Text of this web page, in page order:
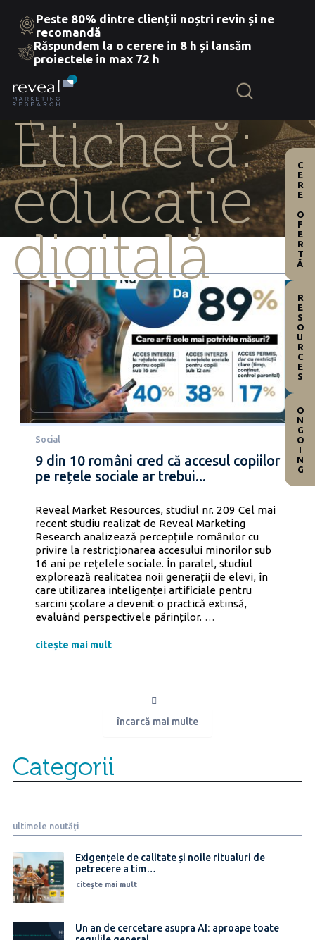
Skip
the
content
Peste 80% dintre clienții noștri revin și ne
recomandă
Răspundem la o cerere in 8 h și lansăm
proiectele in max 72 h
Etichetă:
educație
digitală
Social
9 din 10 români cred că accesul copiilor
pe rețele sociale ar trebui...
Reveal Market Resources, studiul nr. 209 Cel mai
recent studiu realizat de Reveal Marketing
Research analizează percepțiile românilor cu
privire la restricționarea accesului minorilor sub
16 ani pe rețelele sociale. În paralel, studiul
explorează realitatea noii generații de elevi, în
care utilizarea inteligenței artificiale pentru
sarcini școlare a devenit o practică extinsă,
evaluând perspectivele părinților. …
cred
lege
citește mai mult
încarcă mai multe
Categorii
ultimele noutăți
Exigențele de calitate și noile ritualuri de
petrecere a tim…
citește mai mult
Un an de cercetare asupra AI: aproape toate
CERE OFERTĂ
RESOURCES
ONGOING